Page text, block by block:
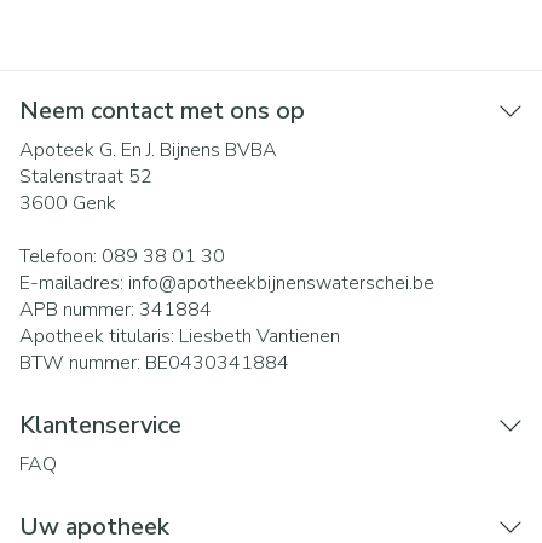
Neem contact met ons op
Apoteek G. En J. Bijnens BVBA
Stalenstraat 52
3600 Genk
Telefoon: 089 38 01 30
E-mailadres: info@apotheekbijnenswaterschei.be
APB nummer: 341884
Apotheek titularis: Liesbeth Vantienen
BTW nummer: BE0430341884
Klantenservice
FAQ
Uw apotheek